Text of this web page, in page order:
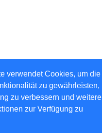
verwendet Cookies, um die
zu gewährleisten,
zu verbessern und weitere
zur Verfügung zu